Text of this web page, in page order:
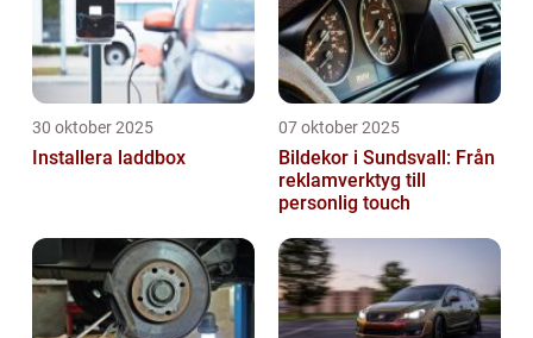
30 oktober 2025
Installera laddbox
07 oktober 2025
Bildekor i Sundsvall: Från
reklamverktyg till
personlig touch